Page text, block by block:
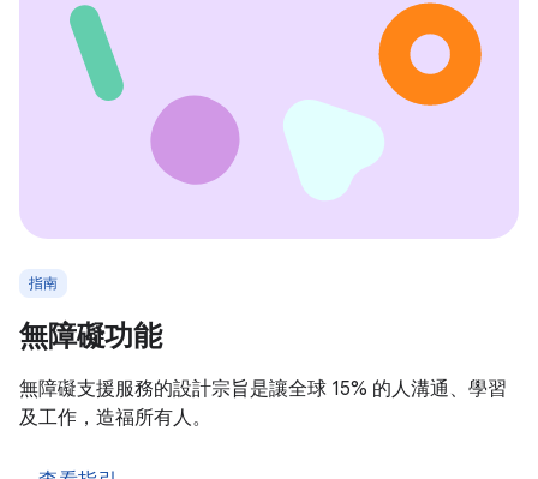
指南
無障礙功能
無障礙支援服務的設計宗旨是讓全球 15% 的人溝通、學習
及工作，造福所有人。